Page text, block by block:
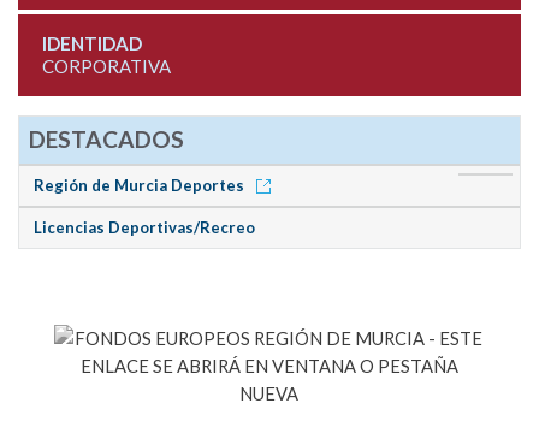
IDENTIDAD
CORPORATIVA
DESTACADOS
Región de Murcia Deportes
Licencias Deportivas/Recreo